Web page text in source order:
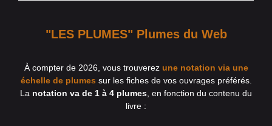
"LES PLUMES" Plumes du Web
À compter de 2026, vous trouverez une notation via une
échelle de plumes sur les fiches de vos ouvrages préférés.
La notation va de 1 à 4 plumes , en fonction du contenu du
livre :